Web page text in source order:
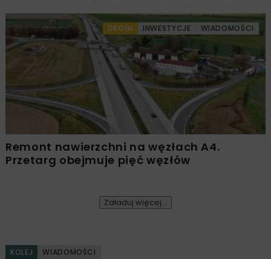
DROGI INWESTYCJE WIADOMOŚCI
Remont nawierzchni na węzłach A4.
Przetarg obejmuje pięć węzłów
Załaduj więcej...
KOLEJ WIADOMOŚCI